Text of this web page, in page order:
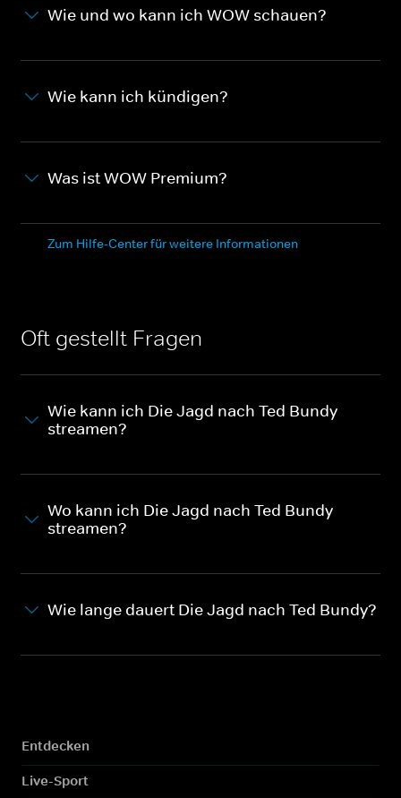
Wie und wo kann ich WOW schauen?
Wie kann ich kündigen?
Was ist WOW Premium?
Zum Hilfe-Center für weitere Informationen
Oft gestellt Fragen
Wie kann ich Die Jagd nach Ted Bundy
streamen?
Wo kann ich Die Jagd nach Ted Bundy
streamen?
Wie lange dauert Die Jagd nach Ted Bundy?
Entdecken
Live-Sport